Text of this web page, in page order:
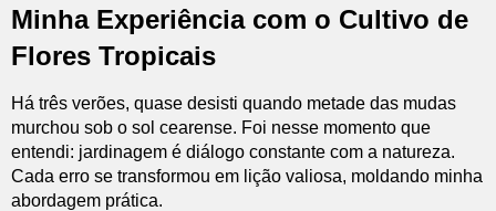
Minha Experiência com o Cultivo de
Flores Tropicais
Há três verões, quase desisti quando metade das mudas
murchou sob o sol cearense. Foi nesse momento que
entendi: jardinagem é diálogo constante com a natureza.
Cada erro se transformou em lição valiosa, moldando minha
abordagem prática.